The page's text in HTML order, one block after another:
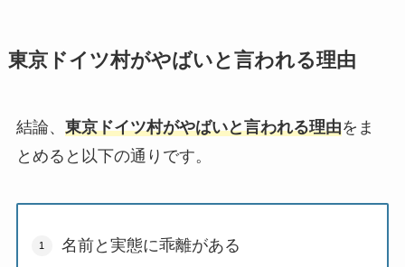
東京ドイツ村がやばいと言われる理由
結論、 東京ドイツ村がやばいと言われる理由をま
とめると以下の通りです。
名前と実態に乖離がある